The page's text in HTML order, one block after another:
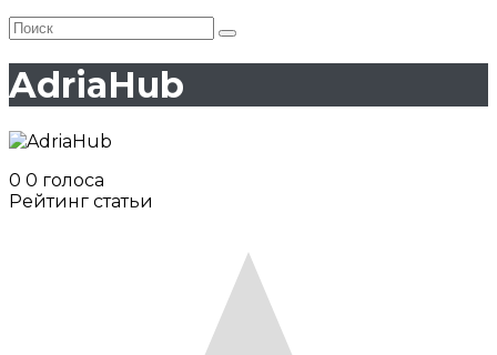
AdriaHub
0 0 голоса
Рейтинг статьи